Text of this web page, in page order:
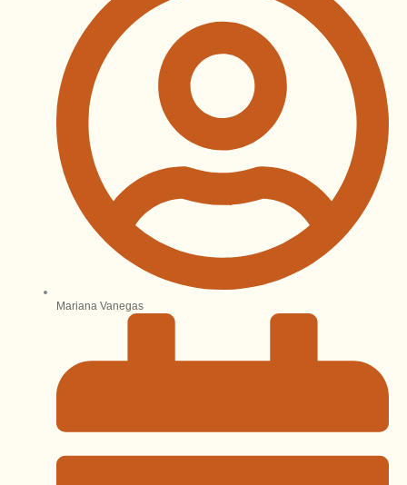
Mariana Vanegas